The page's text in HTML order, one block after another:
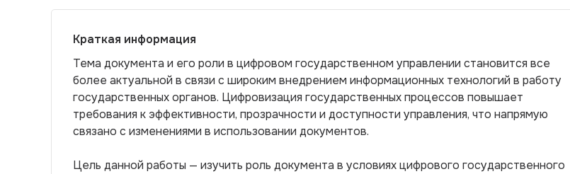
Краткая информация
Тема документа и его роли в цифровом государственном управлении становится все
более актуальной в связи с широким внедрением информационных технологий в работу
государственных органов. Цифровизация государственных процессов повышает
требования к эффективности, прозрачности и доступности управления, что напрямую
связано с изменениями в использовании документов.
Цель данной работы — изучить роль документа в условиях цифрового государственного